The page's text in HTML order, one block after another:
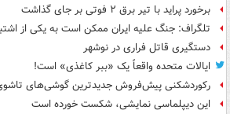
برخورد پراید با تیر برق ۲ فوتی بر جای گذاشت
تلگراف: جنگ علیه ایران ممکن است به یکی از
دستگیری قاتل فراری در نوشهر
ایالات متحده واقعاً یک «ببر کاغذی» است!
رکوردشکنی پیش‌فروش جدیدترین گوشی‌های
این دیپلماسی نمایشی، شکست خورده است